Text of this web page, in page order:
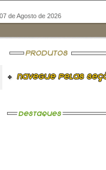
de Agosto de 2026